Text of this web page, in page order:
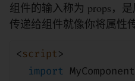
组件的输入称为 props，
传递给组件就像你将属性
<script>
import MyComponent